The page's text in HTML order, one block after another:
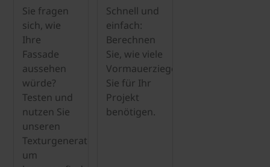
Sie fragen
sich, wie
Ihre
Fassade
aussehen
würde?
Testen und
nutzen Sie
unseren
Texturgenerator,
um
Schnell und
einfach:
Berechnen
Sie, wie viele
Vormauerziegel
Sie für Ihr
Projekt
benötigen.